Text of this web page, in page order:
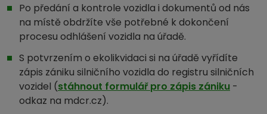
Po předání a kontrole vozidla i dokumentů od nás
na místě obdržíte vše potřebné k dokončení
procesu odhlášení vozidla na úřadě.
S potvrzením o ekolikvidaci si na úřadě vyřídíte
zápis zániku silničního vozidla do registru silničních
vozidel (stáhnout formulář pro zápis zániku -
odkaz na mdcr.cz).